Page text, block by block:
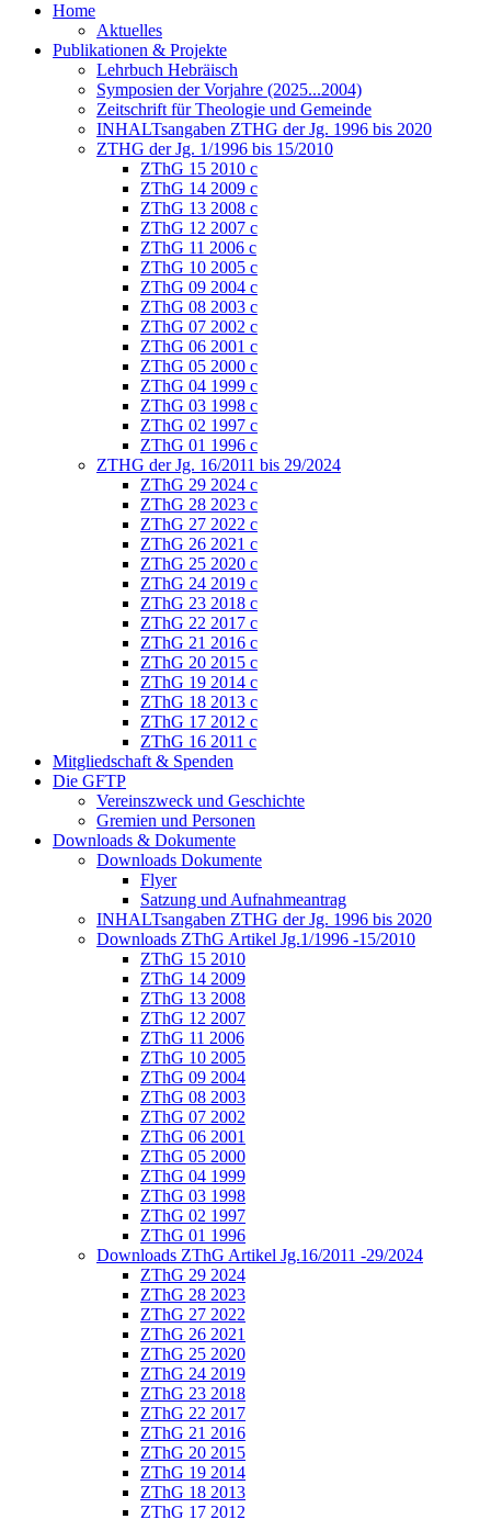
Home
Aktuelles
Publikationen & Projekte
Lehrbuch Hebräisch
Symposien der Vorjahre (2025...2004)
Zeitschrift für Theologie und Gemeinde
INHALTsangaben ZTHG der Jg. 1996 bis 2020
ZTHG der Jg. 1/1996 bis 15/2010
ZThG 15 2010 c
ZThG 14 2009 c
ZThG 13 2008 c
ZThG 12 2007 c
ZThG 11 2006 c
ZThG 10 2005 c
ZThG 09 2004 c
ZThG 08 2003 c
ZThG 07 2002 c
ZThG 06 2001 c
ZThG 05 2000 c
ZThG 04 1999 c
ZThG 03 1998 c
ZThG 02 1997 c
ZThG 01 1996 c
ZTHG der Jg. 16/2011 bis 29/2024
ZThG 29 2024 c
ZThG 28 2023 c
ZThG 27 2022 c
ZThG 26 2021 c
ZThG 25 2020 c
ZThG 24 2019 c
ZThG 23 2018 c
ZThG 22 2017 c
ZThG 21 2016 c
ZThG 20 2015 c
ZThG 19 2014 c
ZThG 18 2013 c
ZThG 17 2012 c
ZThG 16 2011 c
Mitgliedschaft & Spenden
Die GFTP
Vereinszweck und Geschichte
Gremien und Personen
Downloads & Dokumente
Downloads Dokumente
Flyer
Satzung und Aufnahmeantrag
INHALTsangaben ZTHG der Jg. 1996 bis 2020
Downloads ZThG Artikel Jg.1/1996 -15/2010
ZThG 15 2010
ZThG 14 2009
ZThG 13 2008
ZThG 12 2007
ZThG 11 2006
ZThG 10 2005
ZThG 09 2004
ZThG 08 2003
ZThG 07 2002
ZThG 06 2001
ZThG 05 2000
ZThG 04 1999
ZThG 03 1998
ZThG 02 1997
ZThG 01 1996
Downloads ZThG Artikel Jg.16/2011 -29/2024
ZThG 29 2024
ZThG 28 2023
ZThG 27 2022
ZThG 26 2021
ZThG 25 2020
ZThG 24 2019
ZThG 23 2018
ZThG 22 2017
ZThG 21 2016
ZThG 20 2015
ZThG 19 2014
ZThG 18 2013
ZThG 17 2012